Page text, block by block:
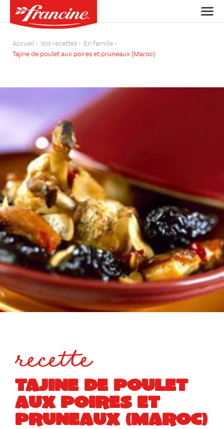
Accueil Vos recettes
En famille
Tajine de poulet aux poires et pruneaux (Maroc)
recette
TAJINE DE POULET
AUX POIRES ET
PRUNEAUX (MAROC)